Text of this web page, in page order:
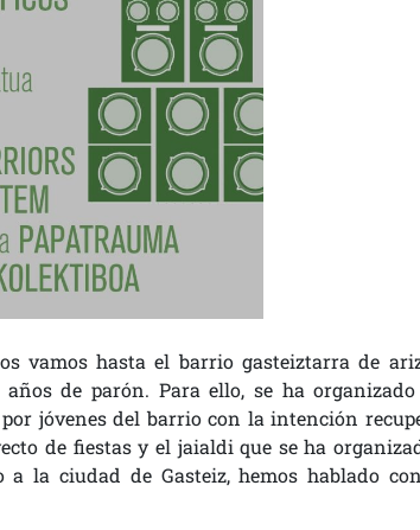
vamos hasta el barrio gasteiztarra de
de parón. Para ello, se ha
jóvenes del barrio con la intención
de fiestas y el jaialdi que se ha
a la ciudad de Gasteiz, hemos hablado